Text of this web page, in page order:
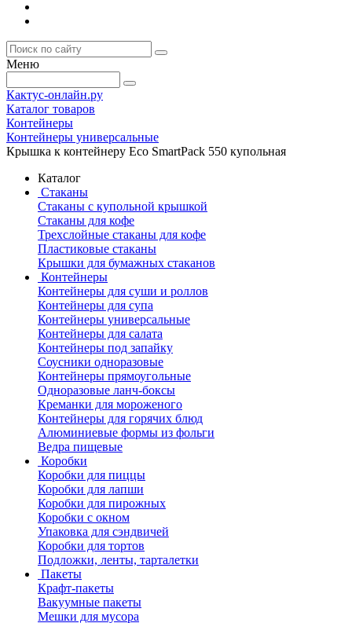
Меню
Кактус-онлайн.ру
Каталог товаров
Контейнеры
Контейнеры универсальные
Крышка к контейнеру Eco SmartPack 550 купольная
Каталог
Стаканы
Стаканы с купольной крышкой
Стаканы для кофе
Трехслойные стаканы для кофе
Пластиковые стаканы
Крышки для бумажных стаканов
Контейнеры
Контейнеры для суши и роллов
Контейнеры для супа
Контейнеры универсальные
Контейнеры для салата
Контейнеры под запайку
Соусники одноразовые
Контейнеры прямоугольные
Одноразовые ланч-боксы
Креманки для мороженого
Контейнеры для горячих блюд
Алюминиевые формы из фольги
Ведра пищевые
Коробки
Коробки для пиццы
Коробки для лапши
Коробки для пирожных
Коробки с окном
Упаковка для сэндвичей
Коробки для тортов
Подложки, ленты, тарталетки
Пакеты
Крафт-пакеты
Вакуумные пакеты
Мешки для мусора